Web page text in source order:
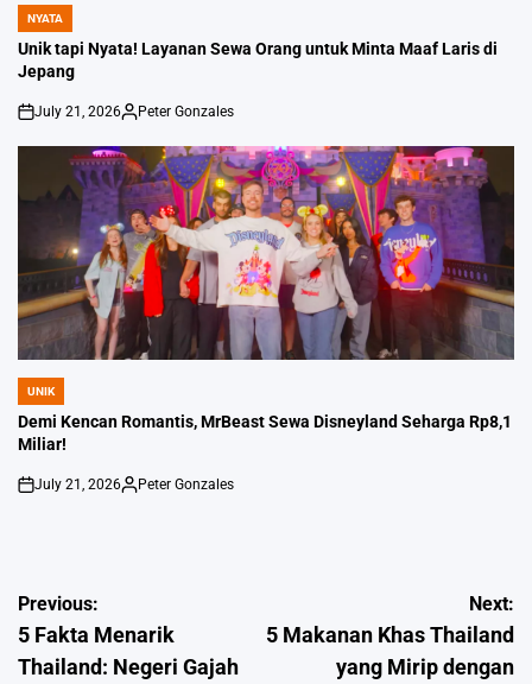
POSTED
IN
NYATA
Unik tapi Nyata! Layanan Sewa Orang untuk Minta Maaf Laris di
Jepang
on
July 21, 2026
Posted
Peter Gonzales
POSTED
IN
UNIK
Demi Kencan Romantis, MrBeast Sewa Disneyland Seharga Rp8,1
Miliar!
on
July 21, 2026
Posted
Peter Gonzales
Post
navigation
Previous:
5 Fakta Menarik
Thailand: Negeri Gajah
Next:
5 Makanan Khas Thailand
yang Mirip dengan